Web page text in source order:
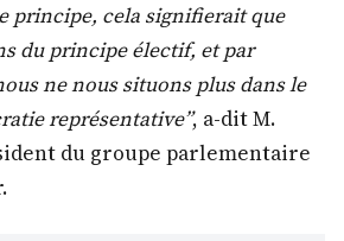
principe, cela signifierait que
du principe électif, et par
ne nous situons plus dans le
représentative”, a-dit M.
du groupe parlementaire